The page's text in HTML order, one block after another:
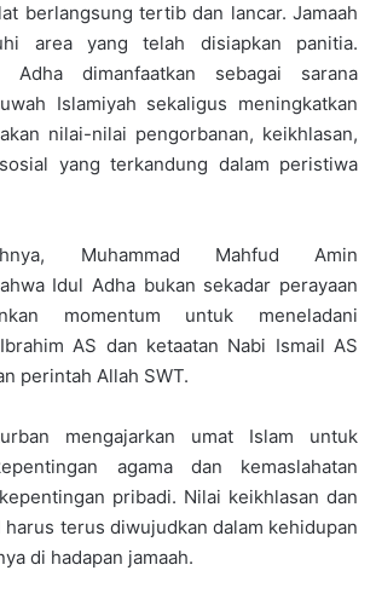
berlangsung tertib dan lancar. Jamaah
area yang telah disiapkan panitia.
Adha dimanfaatkan sebagai sarana
Islamiyah sekaligus meningkatkan
nilai-nilai pengorbanan, keikhlasan,
yang terkandung dalam peristiwa
Muhammad Mahfud Amin
Idul Adha bukan sekadar perayaan
momentum untuk meneladani
AS dan ketaatan Nabi Ismail AS
perintah Allah SWT.
mengajarkan umat Islam untuk
agama dan kemaslahatan
pribadi. Nilai keikhlasan dan
terus diwujudkan dalam kehidupan
di hadapan jamaah.